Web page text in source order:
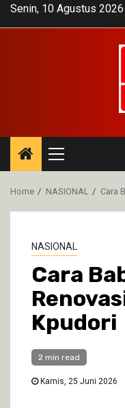
SkipSenin, 10 Agustus 2026
Primary
Menu
Home NASIONAL Cara
NASIONAL
Cara
Kpudori
2 min read
Kamis, 25 Juni 2026